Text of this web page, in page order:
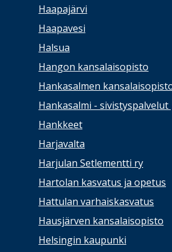
Haapajärvi
Haapavesi
Halsua
Hangon kansalaisopisto
Hankasalmen
Hankasalmi - sivistyspalvelut
Hankkeet
Harjavalta
Harjulan Setlementti ry
Hartolan kasvatus ja opetus
Hattulan varhaiskasvatus
Hausjärven kansalaisopisto
Helsingin kaupunki